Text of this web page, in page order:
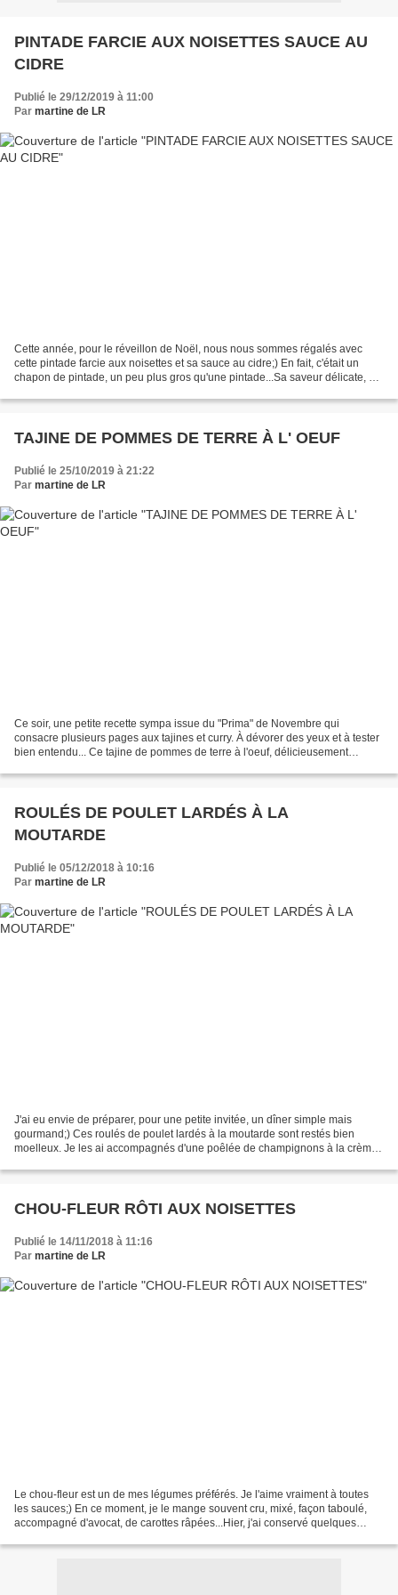
PINTADE FARCIE AUX NOISETTES SAUCE AU
CIDRE
Publié le 29/12/2019 à 11:00
Par martine de LR
Cette année, pour le réveillon de Noël, nous nous sommes régalés avec
cette pintade farcie aux noisettes et sa sauce au cidre;) En fait, c'était un
chapon de pintade, un peu plus gros qu'une pintade...Sa saveur délicate, sa
TAJINE DE POMMES DE TERRE À L' OEUF
Publié le 25/10/2019 à 21:22
Par martine de LR
Ce soir, une petite recette sympa issue du "Prima" de Novembre qui
consacre plusieurs pages aux tajines et curry. À dévorer des yeux et à tester
bien entendu... Ce tajine de pommes de terre à l'oeuf, délicieusement
ROULÉS DE POULET LARDÉS À LA
MOUTARDE
Publié le 05/12/2018 à 10:16
Par martine de LR
J'ai eu envie de préparer, pour une petite invitée, un dîner simple mais
gourmand;) Ces roulés de poulet lardés à la moutarde sont restés bien
moelleux. Je les ai accompagnés d'une poêlée de champignons à la crème.
CHOU-FLEUR RÔTI AUX NOISETTES
Publié le 14/11/2018 à 11:16
Par martine de LR
Le chou-fleur est un de mes légumes préférés. Je l'aime vraiment à toutes
les sauces;) En ce moment, je le mange souvent cru, mixé, façon taboulé,
accompagné d'avocat, de carottes râpées...Hier, j'ai conservé quelques